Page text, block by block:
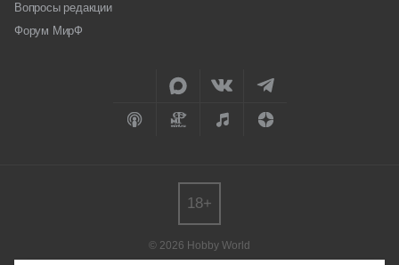
Вопросы редакции
Форум МирФ
© 2026 Hobby World
18+